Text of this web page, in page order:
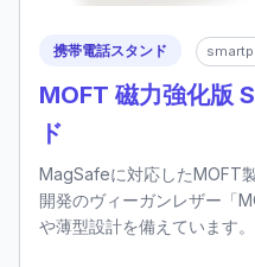
携帯電話スタンド
MOFT 磁力強化版
ド
MagSafeに対応したMOFT
開発のヴィーガンレザー「
や薄型設計を備えています。